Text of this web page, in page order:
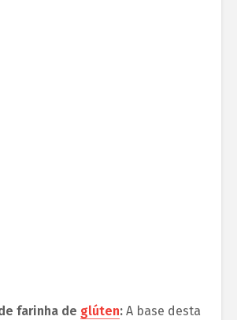
farinha de glúten: A base desta